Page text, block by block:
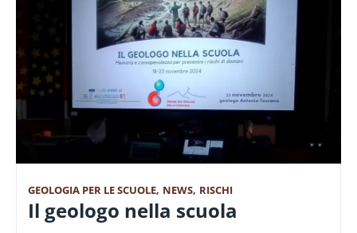
GEOLOGIA PER LE SCUOLE, NEWS, RISCHI
Il geologo nella scuola